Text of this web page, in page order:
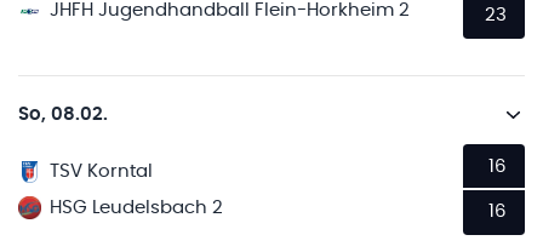
JHFH Jugendhandball Flein-Horkheim 2
23
So, 08.02.
TSV Korntal
HSG Leudelsbach 2
16
16